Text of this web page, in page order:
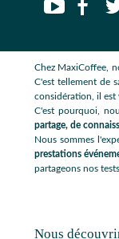
Chez MaxiCoffee,
C'est tellement de
considération, il est
C'est pourquoi,
partage, de
Nous sommes
prestations
partageons nos
Nous